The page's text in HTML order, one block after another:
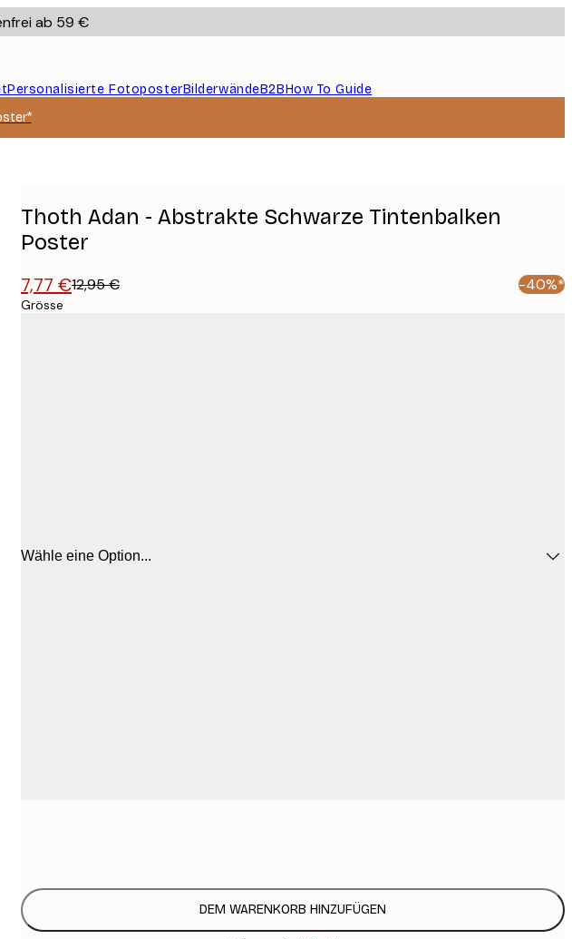
ab 59 €
Personalisierte FotoposterBilderwändeB2BHow To Guide
Thoth Adan - Abstrakte Schwarze Tintenbalken
Poster
7,77 €12,95 € -40%*
Grösse
Wähle eine Option...
DEM WARENKORB HINZUFÜGEN